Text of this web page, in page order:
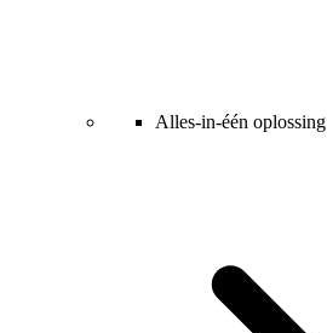
Alles-in-één oplossing